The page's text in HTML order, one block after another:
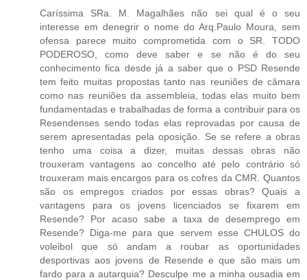
Caríssima SRa. M. Magalhães não sei qual é o seu
interesse em denegrir o nome do Arq.Paulo Moura, sem
ofensa parece muito comprometida com o SR. TODO
PODEROSO, como deve saber e se não é do seu
conhecimento fica desde já a saber que o PSD Resende
tem feito muitas propostas tanto nas reuniões de câmara
como nas reuniões da assembleia, todas elas muito bem
fundamentadas e trabalhadas de forma a contribuir para os
Resendenses sendo todas elas reprovadas por causa de
serem apresentadas pela oposição. Se se refere a obras
tenho uma coisa a dizer, muitas dessas obras não
trouxeram vantagens ao concelho até pelo contrário só
trouxeram mais encargos para os cofres da CMR. Quantos
são os empregos criados por essas obras? Quais a
vantagens para os jovens licenciados se fixarem em
Resende? Por acaso sabe a taxa de desemprego em
Resende? Diga-me para que servem esse CHULOS do
voleibol que só andam a roubar as oportunidades
desportivas aos jovens de Resende e que são mais um
fardo para a autarquia? Desculpe me a minha ousadia em